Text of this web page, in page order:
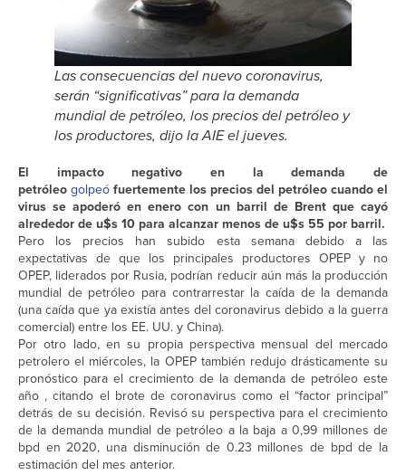
Las consecuencias del nuevo coronavirus,
serán “significativas” para la demanda
mundial de petróleo, los precios del petróleo y
los productores, dijo la AIE el jueves.
El impacto negativo en la demanda de
petróleo golpeó fuertemente los precios del petróleo cuando el
virus se apoderó en enero con un barril de Brent que cayó
alrededor de u$s 10 para alcanzar menos de u$s 55 por barril.
Pero los precios han subido esta semana debido a las
expectativas de que los principales productores OPEP y no
OPEP, liderados por Rusia, podrían reducir aún más la producción
mundial de petróleo para contrarrestar la caída de la demanda
(una caída que ya existía antes del coronavirus debido a la guerra
comercial) entre los EE. UU. y China).
Por otro lado, en su propia perspectiva mensual del mercado
petrolero el miércoles, la OPEP también redujo drásticamente su
pronóstico para el crecimiento de la demanda de petróleo este
año , citando el brote de coronavirus como el “factor principal”
detrás de su decisión. Revisó su perspectiva para el crecimiento
de la demanda mundial de petróleo a la baja a 0,99 millones de
bpd en 2020, una disminución de 0.23 millones de bpd de la
estimación del mes anterior.